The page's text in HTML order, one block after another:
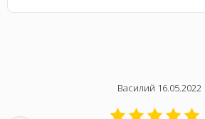
Василий 16.05.2022